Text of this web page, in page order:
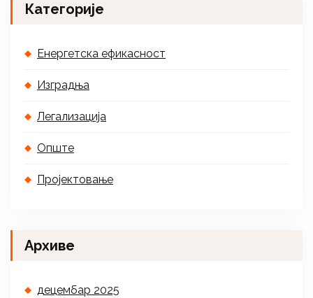
Категорије
Енергетска ефикасност
Изградња
Легализација
Опште
Пројектовање
Архиве
децембар 2025